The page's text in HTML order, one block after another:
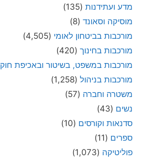
מדע ועתידנות (135)
מוסיקה וסאונד (8)
מורכבות בביטחון לאומי (4,505)
מורכבות בחינוך (420)
מורכבות במשפט, בשיטור ובאכיפת חוק
מורכבות בניהול (1,258)
משטרה וחברה (57)
נשים (43)
סדנאות וקורסים (10)
ספרים (11)
פוליטיקה (1,073)